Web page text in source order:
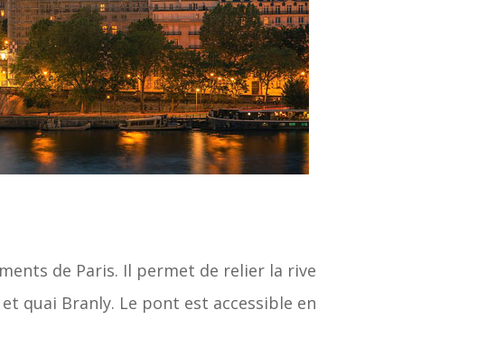
de Paris. Il permet de relier la rive
quai Branly. Le pont est accessible en